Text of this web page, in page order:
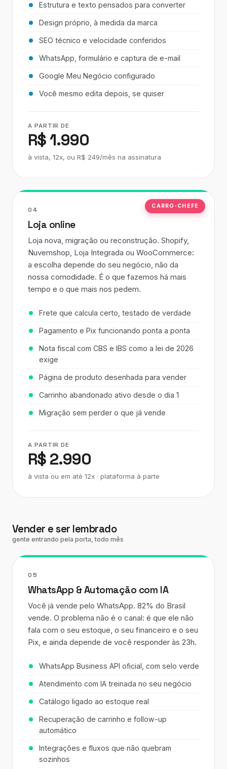
Estrutura e texto pensados para converter
Design próprio, à medida da marca
SEO técnico e velocidade conferidos
WhatsApp, formulário e captura de e-mail
Google Meu Negócio configurado
Você mesmo edita depois, se quiser
A PARTIR DE
R$ 1.990
à vista, 12x, ou R$ 249/mês na assinatura
CARRO-CHEFE
04
Loja online
Loja nova, migração ou reconstrução. Shopify,
Nuvemshop, Loja Integrada ou WooCommerce:
a escolha depende do seu negócio, não da
nossa comodidade. É o que fazemos há mais
tempo e o que mais nos pedem.
Frete que calcula certo, testado de verdade
Pagamento e Pix funcionando ponta a ponta
Nota fiscal com CBS e IBS como a lei de 2026
exige
Página de produto desenhada para vender
Carrinho abandonado ativo desde o dia 1
Migração sem perder o que já vende
A PARTIR DE
R$ 2.990
à vista ou em até 12x · plataforma à parte
Vender e ser lembrado
gente entrando pela porta, todo mês
05
WhatsApp & Automação com IA
Você já vende pelo WhatsApp. 82% do Brasil
vende. O problema não é o canal: é que ele não
fala com o seu estoque, o seu financeiro e o seu
Pix, e ainda depende de você responder às 23h.
WhatsApp Business API oficial, com selo verde
Atendimento com IA treinada no seu negócio
Catálogo ligado ao estoque real
Recuperação de carrinho e follow-up
automático
Integrações e fluxos que não quebram
sozinhos